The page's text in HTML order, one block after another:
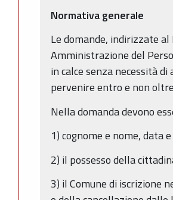
Normativa generale
Le domande, indirizzate
Amministrazione del
in calce senza necessità
pervenire entro e non
Nella domanda devono
1) cognome e nome, data
2) il possesso della
3) il Comune di iscrizione